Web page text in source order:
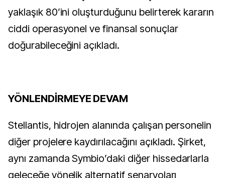
yaklaşık 80’ini oluşturduğunu belirterek kararın
ciddi operasyonel ve finansal sonuçlar
doğurabileceğini açıkladı.
YÖNLENDİRMEYE DEVAM
Stellantis, hidrojen alanında çalışan personelin
diğer projelere kaydırılacağını açıkladı. Şirket,
aynı zamanda Symbio’daki diğer hissedarlarla
geleceğe yönelik alternatif senaryoları